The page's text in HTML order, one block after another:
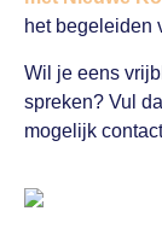
het begeleiden
Wil je eens
spreken? Vul
mogelijk